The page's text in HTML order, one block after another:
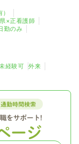
×正看護師
勤のみ
経験可
外来